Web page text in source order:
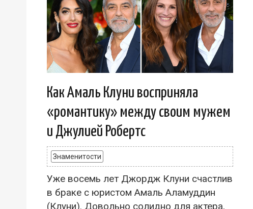
Как Амаль Клуни восприняла
«романтику» между своим мужем
и Джулией Робертс
Знаменитости
Уже восемь лет Джордж Клуни счастлив
в браке с юристом Амаль Аламуддин
(Клуни). Довольно солидно для актера,